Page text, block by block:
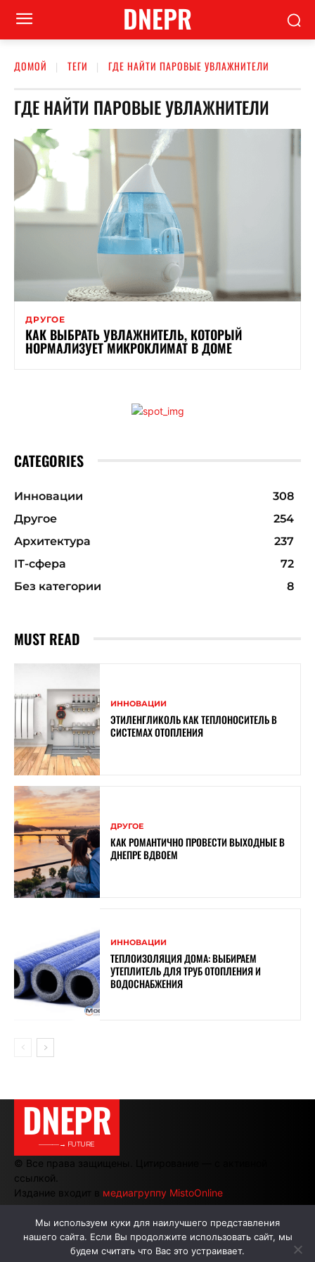
DNEPR
ДОМОЙ ТЕГИ ГДЕ НАЙТИ ПАРОВЫЕ УВЛАЖНИТЕЛИ
ГДЕ НАЙТИ ПАРОВЫЕ УВЛАЖНИТЕЛИ
ДРУГОЕ
КАК ВЫБРАТЬ УВЛАЖНИТЕЛЬ, КОТОРЫЙ
НОРМАЛИЗУЕТ МИКРОКЛИМАТ В ДОМЕ
CATEGORIES
Инновации
308
Другое
254
Архитектура
237
ІТ-сфера
72
Без категории
8
MUST READ
ИННОВАЦИИ
ЭТИЛЕНГЛИКОЛЬ КАК ТЕПЛОНОСИТЕЛЬ В
СИСТЕМАХ ОТОПЛЕНИЯ
ДРУГОЕ
КАК РОМАНТИЧНО ПРОВЕСТИ ВЫХОДНЫЕ В
ДНЕПРЕ ВДВОЕМ
ИННОВАЦИИ
ТЕПЛОИЗОЛЯЦИЯ ДОМА: ВЫБИРАЕМ
УТЕПЛИТЕЛЬ ДЛЯ ТРУБ ОТОПЛЕНИЯ И
ВОДОСНАБЖЕНИЯ
DNEPR
———→ FUTURE
© Все права защищены. Цитирование — с активной
ссылкой.
Издание входит в медиагруппу MistoOnline
АВТОРЫ РЕКЛАМА НА САЙТЕ
Мы используем куки для наилучшего представления
нашего сайта. Если Вы продолжите использовать сайт, мы
будем считать что Вас это устраивает.